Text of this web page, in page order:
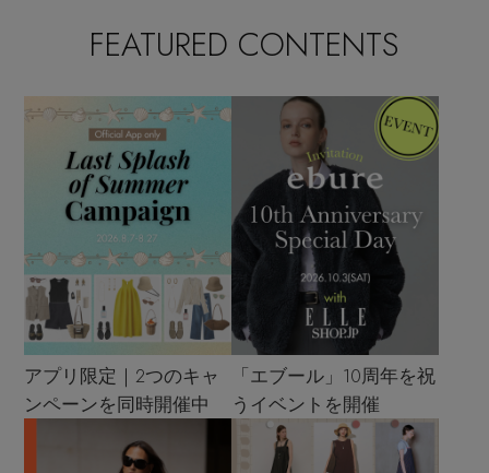
FEATURED CONTENTS
アプリ限定｜2つのキャ
ンペーンを同時開催中
「エブール」10周年を祝
うイベントを開催